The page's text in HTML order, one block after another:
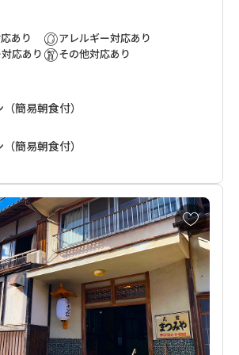
室には美しい庭が広がり、静けさの中でゆ
。
クセスも良好で、翌朝は余裕を持って参拝
最適なロケーションです。
あり
応あり
アレルギー対応あり
その他対応あり
簡易朝食付）
簡易朝食付）
お
気
に
入
り
に
追
加